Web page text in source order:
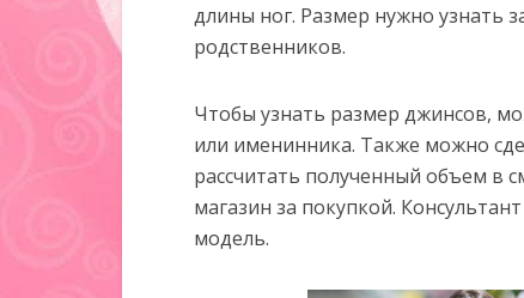
длины ног. Размер нужно узнать
родственников.
Чтобы узнать размер джинсов,
или именинника. Также можно
рассчитать полученный объем в
магазин за покупкой.
модель.